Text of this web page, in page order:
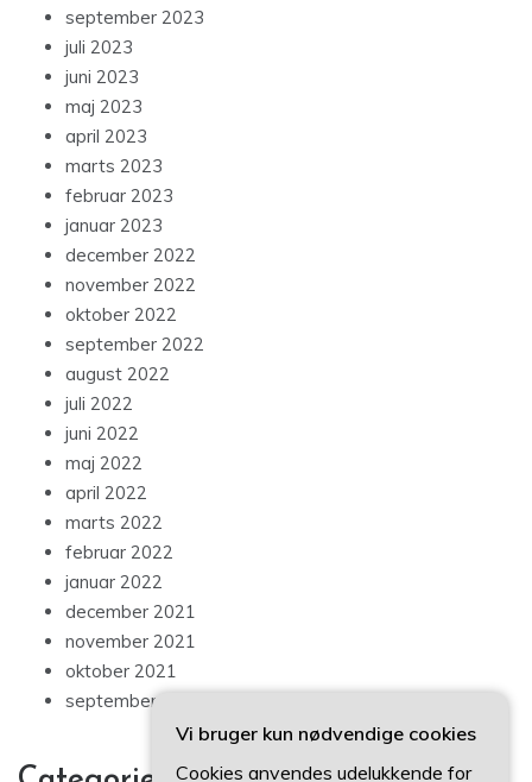
september 2023
juli 2023
juni 2023
maj 2023
april 2023
marts 2023
februar 2023
januar 2023
december 2022
november 2022
oktober 2022
september 2022
august 2022
juli 2022
juni 2022
maj 2022
april 2022
marts 2022
februar 2022
januar 2022
december 2021
november 2021
oktober 2021
september 2021
Vi bruger kun nødvendige cookies
Cookies anvendes udelukkende for